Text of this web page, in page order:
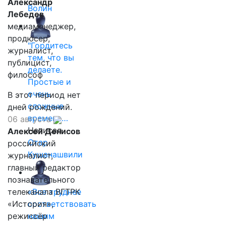
Волин
"Гордитесь
тем, что вы
делаете.
Простые и
очень
сложные
времена…
Написал
Отар
Кушанашвили
«Все труднее
соответствовать
нашим
Александр
Лебедев
медиаменеджер,
продюсер,
журналист,
публицист,
философ
В этот период нет
дней рождений.
06 августа
Алексей Денисов
российский
журналист,
главный редактор
познавательного
телеканала ВГТРК
«История»,
режиссёр